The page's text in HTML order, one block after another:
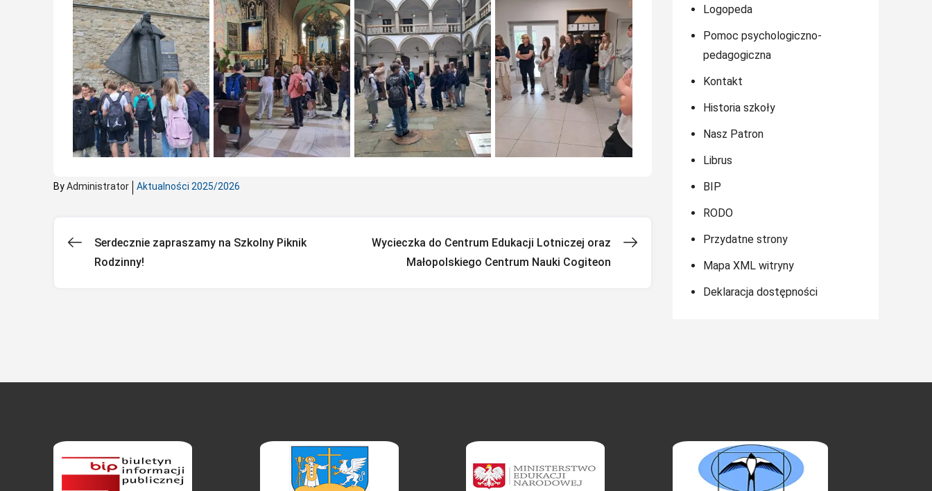
ByAdministrator Aktualności 2025/2026
Nawigacja
Serdecznie zapraszamy na Szkolny Piknik
Rodzinny!
Wycieczka do Centrum Edukacji Lotniczej oraz
Małopolskiego Centrum Nauki Cogiteon
Logopeda
Pomoc psychologiczno-
pedagogiczna
Kontakt
Historia szkoły
Nasz Patron
Librus
BIP
RODO
Przydatne strony
Mapa XML witryny
Deklaracja dostępności